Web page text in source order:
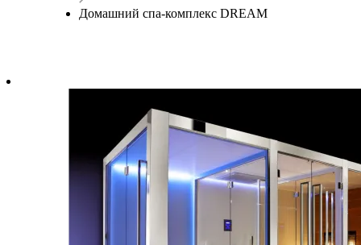
Домашний спа-комплекс DREAM